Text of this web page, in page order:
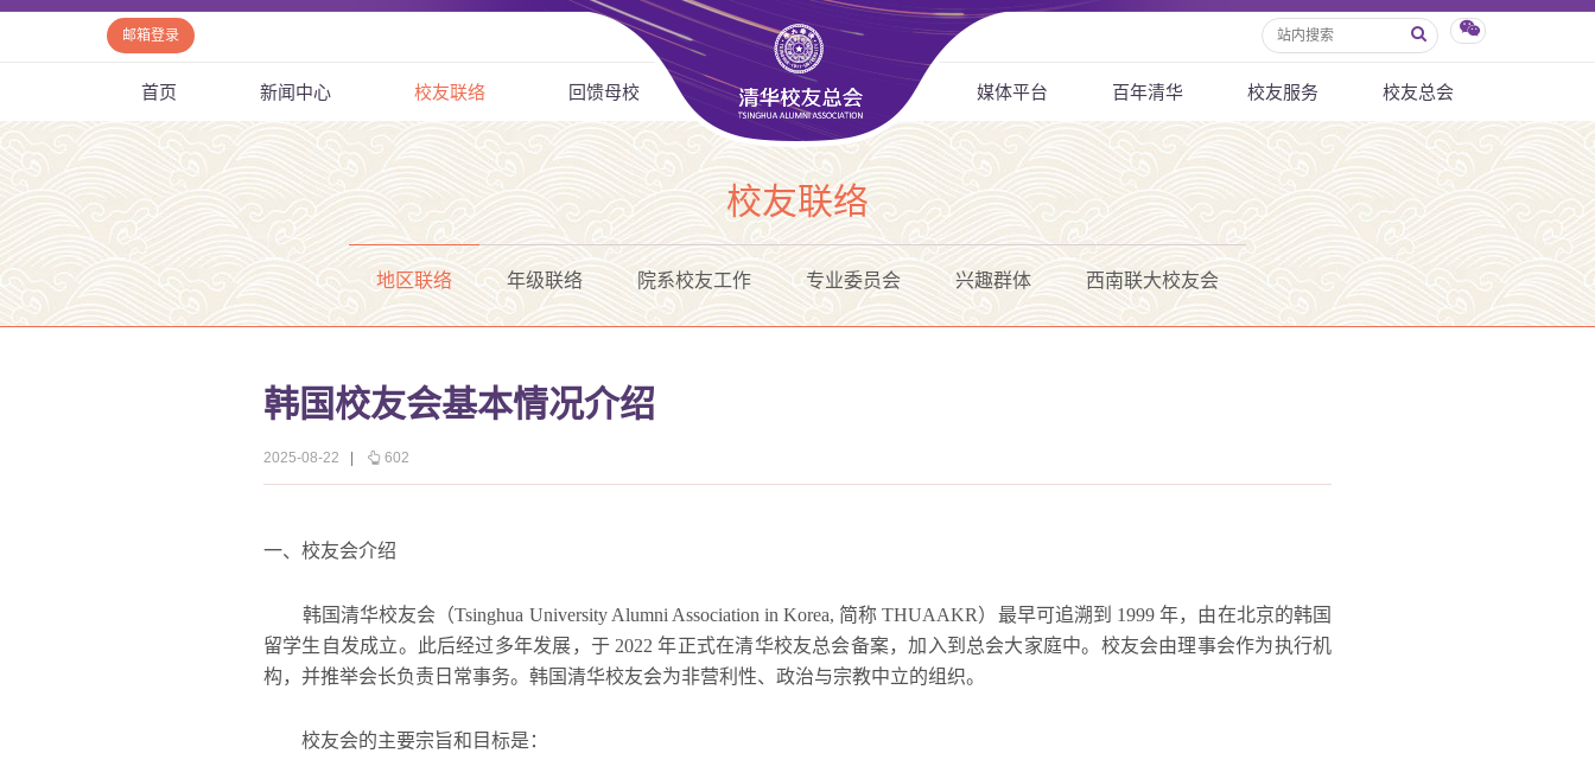
邮箱登录
首页 新闻中心 校友联络 回馈母校 媒体平台 百年清华 校友服务 校友总会
校友联络
地区联络 年级联络 院系校友工作 专业委员会 兴趣群体 西南联大校友会
韩国校友会基本情况介绍
2025-08-22 602
一、校友会介绍
韩国清华校友会（Tsinghua University Alumni Association in Korea, 简称 THUAAKR）最早可追溯到 1999 年，由在北京的韩国
留学生自发成立。此后经过多年发展，于 2022 年正式在清华校友总会备案，加入到总会大家庭中。校友会由理事会作为执行机
构，并推举会长负责日常事务。韩国清华校友会为非营利性、政治与宗教中立的组织。
校友会的主要宗旨和目标是：